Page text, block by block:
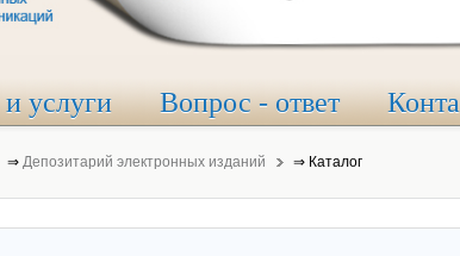
услуги Вопрос - ответ
⇒ Депозитарий электронных изданий ⇒ Каталог